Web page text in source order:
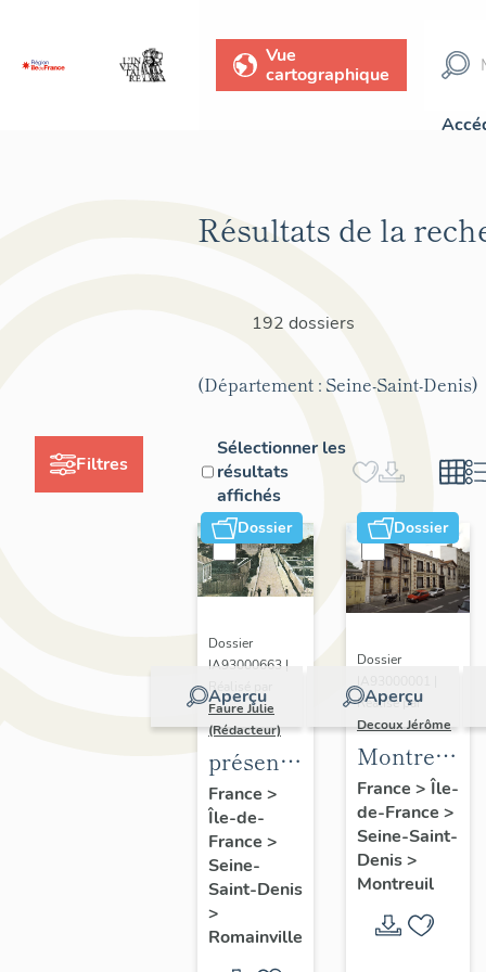
Vue
cartographique
Filtres
Résultats de la
192 dossiers
(Département : Seine-Saint-Denis)
Sélectionner les
résultats
affichés
Dossier
Aperçu
Dossier
IA93000663 |
Réalisé par
Faure Julie
(Rédacteur)
présentation
de
l'inventaire
de la
commune
de
Romainville
France >
Île-de-
France >
Seine-
Saint-Denis
>
Romainville
Dossier
Aperçu
Dossier
Réalisé par
Decoux Jérôme
Montreuil
-
Patrimoine
industriel
-
générale
France > Île-
de-France >
Seine-Saint-
Denis>
Montreuil